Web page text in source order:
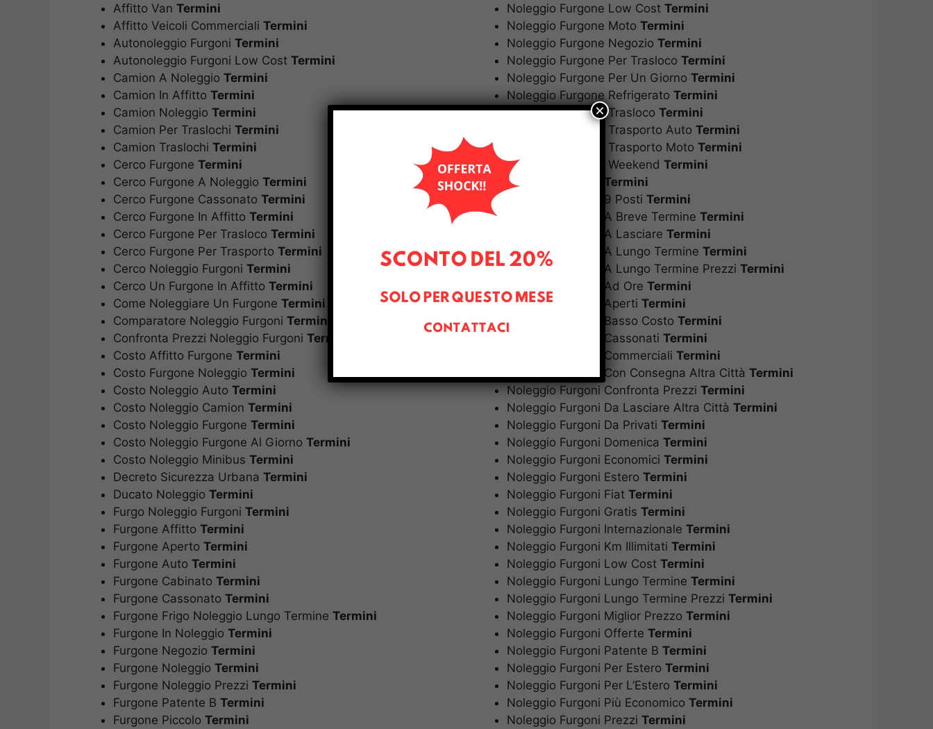
Affitto Van Termini
Affitto Veicoli Commerciali Termini
Autonoleggio Furgoni Termini
Autonoleggio Furgoni Low Cost Termini
Camion A Noleggio Termini
Camion In Affitto Termini
Camion Noleggio Termini
Camion Per Traslochi Termini
Camion Traslochi Termini
Cerco Furgone Termini
Cerco Furgone A Noleggio Termini
Cerco Furgone Cassonato Termini
Cerco Furgone In Affitto Termini
Cerco Furgone Per Trasloco Termini
Cerco Furgone Per Trasporto Termini
Cerco Noleggio Furgoni Termini
Cerco Un Furgone In Affitto Termini
Come Noleggiare Un Furgone Termini
Comparatore Noleggio Furgoni Termini
Confronta Prezzi Noleggio Furgoni Termini
Costo Affitto Furgone Termini
Costo Furgone Noleggio Termini
Costo Noleggio Auto Termini
Costo Noleggio Camion Termini
Costo Noleggio Furgone Termini
Costo Noleggio Furgone Al Giorno Termini
Costo Noleggio Minibus Termini
Decreto Sicurezza Urbana Termini
Ducato Noleggio Termini
Furgo Noleggio Furgoni Termini
Furgone Affitto Termini
Furgone Aperto Termini
Furgone Auto Termini
Furgone Cabinato Termini
Furgone Cassonato Termini
Furgone Frigo Noleggio Lungo Termine Termini
Furgone In Noleggio Termini
Furgone Negozio Termini
Furgone Noleggio Termini
Furgone Noleggio Prezzi Termini
Furgone Patente B Termini
Furgone Piccolo Termini
Noleggio Furgone Low CostTermini
Noleggio Furgone MotoTermini
Noleggio Furgone NegozioTermini
Noleggio Furgone Per TraslocoTermini
Noleggio Furgone Per Un GiornoTermini
Noleggio Furgone RefrigeratoTermini
Noleggio Furgone TraslocoTermini
Noleggio Furgone Trasporto AutoTermini
Noleggio Furgone Trasporto MotoTermini
Noleggio Furgone WeekendTermini
Noleggio FurgoniTermini
Noleggio Furgoni 9 PostiTermini
Noleggio Furgoni A Breve TermineTermini
Noleggio Furgoni A LasciareTermini
Noleggio Furgoni A Lungo TermineTermini
Noleggio Furgoni A Lungo Termine PrezziTermini
Noleggio Furgoni Ad OreTermini
Noleggio Furgoni ApertiTermini
Noleggio Furgoni Basso CostoTermini
Noleggio Furgoni CassonatiTermini
Noleggio Furgoni CommercialiTermini
Noleggio Furgoni Con Consegna Altra CittàTermini
Noleggio Furgoni Confronta PrezziTermini
Noleggio Furgoni Da Lasciare Altra CittàTermini
Noleggio Furgoni Da PrivatiTermini
Noleggio Furgoni DomenicaTermini
Noleggio Furgoni EconomiciTermini
Noleggio Furgoni EsteroTermini
Noleggio Furgoni FiatTermini
Noleggio Furgoni GratisTermini
Noleggio Furgoni InternazionaleTermini
Noleggio Furgoni Km IllimitatiTermini
Noleggio Furgoni Low CostTermini
Noleggio Furgoni Lungo TermineTermini
Noleggio Furgoni Lungo Termine PrezziTermini
Noleggio Furgoni Miglior PrezzoTermini
Noleggio Furgoni OfferteTermini
Noleggio Furgoni Patente BTermini
Noleggio Furgoni Per EsteroTermini
Noleggio Furgoni Per L’EsteroTermini
Noleggio Furgoni Più EconomicoTermini
Noleggio Furgoni PrezziTermini